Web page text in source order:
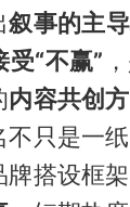
叙事的主
“不赢”
内容共创方
不只是一
牌搭设框